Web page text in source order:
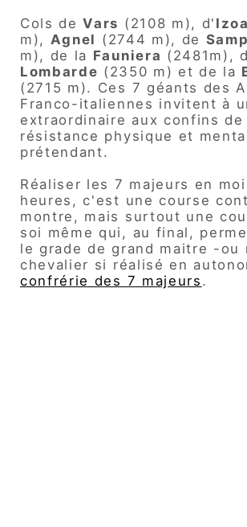
Cols deVars (2108 m), d'
m), Agnel (2744 m), de
m), de la Fauniera (2481m),
Lombarde (2350 m) et de la
(2715 m). Ces 7 géants des
Franco-italiennes invitent à
extraordinaire aux confins de
résistance physique et
prétendant.
Réaliser les 7 majeurs en
heures, c'est une course
montre, mais surtout une
soi même qui, au final,
le grade de grand maitre -ou
chevalier si réalisé en
confrérie des 7 majeurs .